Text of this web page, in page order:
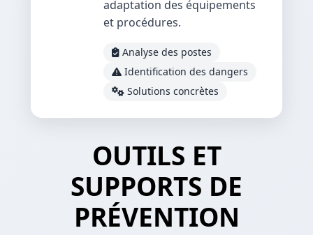
adaptation des équipements
et procédures.
Analyse des postes
Identification des dangers
Solutions concrètes
OUTILS ET
SUPPORTS DE
PRÉVENTION